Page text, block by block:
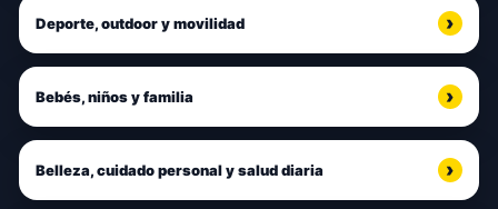
Deporte, outdoor y movilidad
Bebés, niños y familia
Belleza, cuidado personal y salud diaria